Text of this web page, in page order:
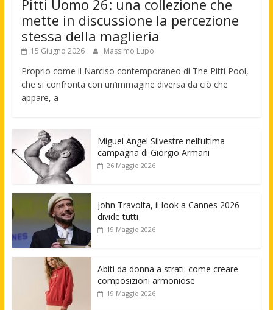
Pitti Uomo 26: una collezione che
mette in discussione la percezione
stessa della maglieria
15 Giugno 2026 Massimo Lupo
Proprio come il Narciso contemporaneo di The Pitti Pool,
che si confronta con un’immagine diversa da ciò che
appare, a
Miguel Angel Silvestre nell’ultima
campagna di Giorgio Armani
26 Maggio 2026
John Travolta, il look a Cannes 2026
divide tutti
19 Maggio 2026
Abiti da donna a strati: come creare
composizioni armoniose
19 Maggio 2026